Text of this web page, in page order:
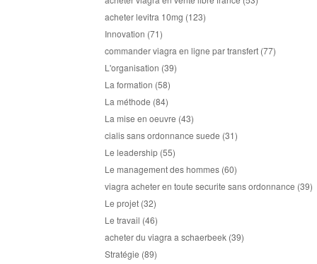
acheter levitra 10mg (123)
Innovation (71)
commander viagra en ligne par transfert (77)
L'organisation (39)
La formation (58)
La méthode (84)
La mise en oeuvre (43)
cialis sans ordonnance suede (31)
Le leadership (55)
Le management des hommes (60)
viagra acheter en toute securite sans ordonnance (39)
Le projet (32)
Le travail (46)
acheter du viagra a schaerbeek (39)
Stratégie (89)